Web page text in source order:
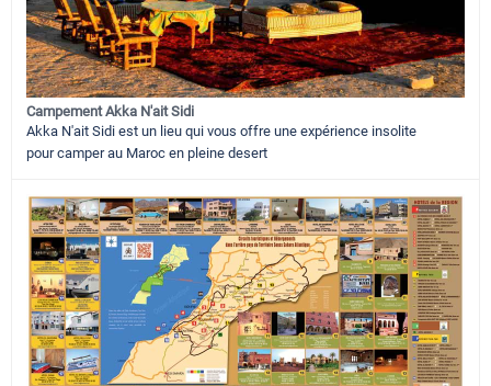
Campement Akka N'ait Sidi
Akka N'ait Sidi est un lieu qui vous offre une expérience insolite
pour camper au Maroc en pleine desert